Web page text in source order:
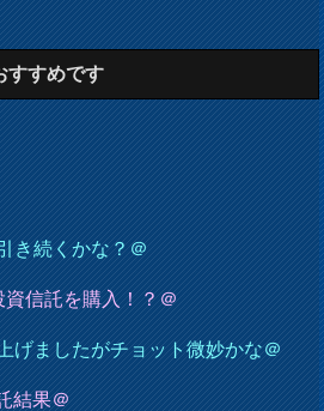
すすめです
き続くかな？＠
資信託を購入！？＠
げましたがチョット微妙かな＠
結果＠